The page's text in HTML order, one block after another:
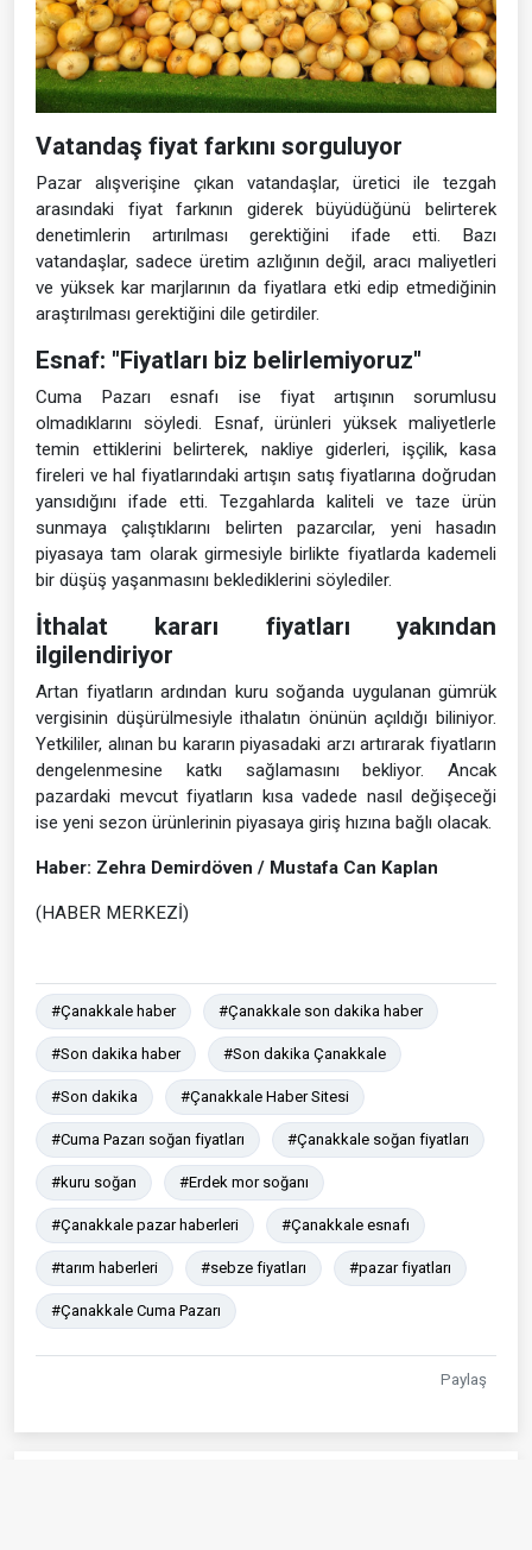
Vatandaş fiyat farkını sorguluyor
Pazar alışverişine çıkan vatandaşlar, üretici ile tezgah
arasındaki fiyat farkının giderek büyüdüğünü belirterek
denetimlerin artırılması gerektiğini ifade etti. Bazı
vatandaşlar, sadece üretim azlığının değil, aracı maliyetleri
ve yüksek kar marjlarının da fiyatlara etki edip etmediğinin
araştırılması gerektiğini dile getirdiler.
Esnaf: "Fiyatları biz belirlemiyoruz"
Cuma Pazarı esnafı ise fiyat artışının sorumlusu
olmadıklarını söyledi. Esnaf, ürünleri yüksek maliyetlerle
temin ettiklerini belirterek, nakliye giderleri, işçilik, kasa
fireleri ve hal fiyatlarındaki artışın satış fiyatlarına doğrudan
yansıdığını ifade etti. Tezgahlarda kaliteli ve taze ürün
sunmaya çalıştıklarını belirten pazarcılar, yeni hasadın
piyasaya tam olarak girmesiyle birlikte fiyatlarda kademeli
bir düşüş yaşanmasını beklediklerini söylediler.
İthalat kararı fiyatları yakından
ilgilendiriyor
Artan fiyatların ardından kuru soğanda uygulanan gümrük
vergisinin düşürülmesiyle ithalatın önünün açıldığı biliniyor.
Yetkililer, alınan bu kararın piyasadaki arzı artırarak fiyatların
dengelenmesine katkı sağlamasını bekliyor. Ancak
pazardaki mevcut fiyatların kısa vadede nasıl değişeceği
ise yeni sezon ürünlerinin piyasaya giriş hızına bağlı olacak.
Haber: Zehra Demirdöven / Mustafa Can Kaplan
(HABER MERKEZİ)
#Çanakkale haber #Çanakkale son dakika haber
#Son dakika haber #Son dakika Çanakkale
#Son dakika #Çanakkale Haber Sitesi
#Cuma Pazarı soğan fiyatları #Çanakkale soğan fiyatları
#kuru soğan #Erdek mor soğanı
#Çanakkale pazar haberleri #Çanakkale esnafı
#tarım haberleri #sebze fiyatları #pazar fiyatları
#Çanakkale Cuma Pazarı
Paylaş